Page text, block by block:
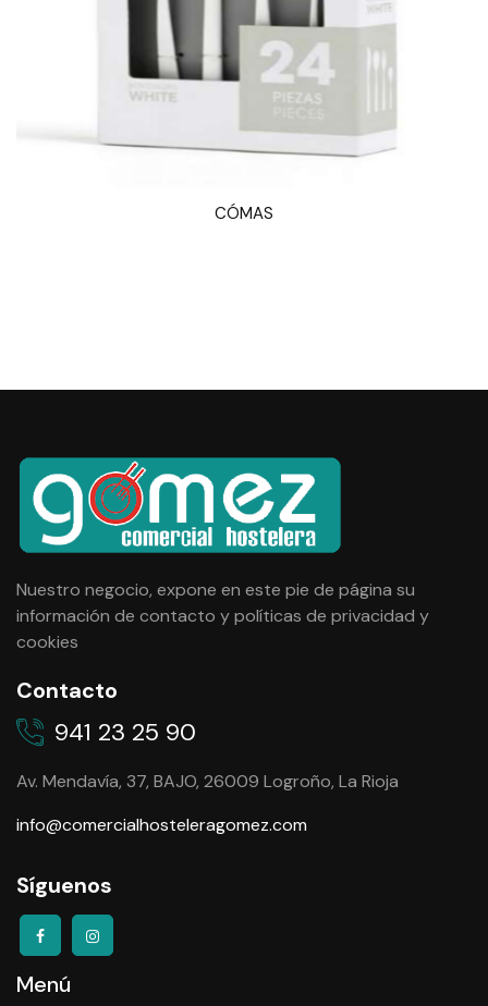
CÓMAS
Nuestro negocio, expone en este pie de página su
información de contacto ypolíticas de privacidad y
cookies
Contacto
941 23 25 90
Av. Mendavía, 37, BAJO, 26009 Logroño, La Rioja
info@comercialhosteleragomez.com
Síguenos
Menú